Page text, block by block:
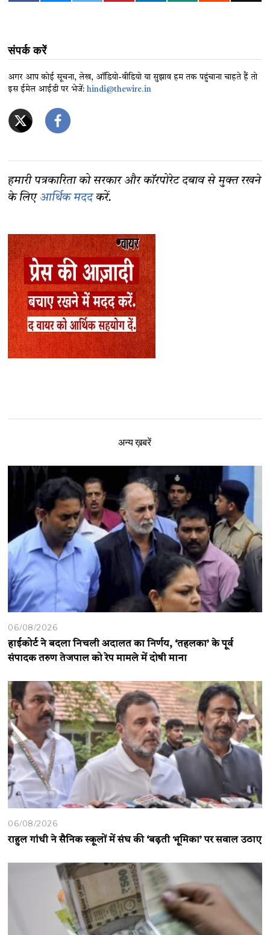
संपर्क करें
अगर आप कोई सूचना, लेख, ऑडियो-वीडियो या सुझाव हम तक पहुंचाना चाहते हैं तो
इस ईमेल आईडी पर भेजें:hindi@thewire.in
हमारी पत्रकारिता को सरकार और कॉरपोरेट दबाव से मुक्त रखने
के लिए आर्थिक मददकरें.
अन्य ख़बरें
06/08/2026
हाईकोर्ट ने बदला निचली अदालत का निर्णय, ‘तहलका’ के पूर्व
संपादक तरुण तेजपाल को रेप मामले में दोषी माना
06/08/2026
राहुल गांधी ने सैनिक स्कूलों में संघ की ‘बढ़ती भूमिका’ पर सवाल उठाए